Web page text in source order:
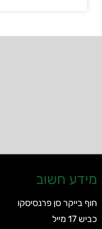
מידע חשוב
חוף בייקר סן פרנסיסקו
כביש 17 מייל